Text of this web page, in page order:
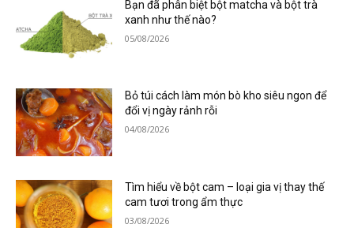
Bạn đã phân biệt bột matcha và bột trà
xanh như thế nào?
05/08/2026
Bỏ túi cách làm món bò kho siêu ngon để
đổi vị ngày rảnh rỗi
04/08/2026
Tìm hiểu về bột cam – loại gia vị thay thế
cam tươi trong ẩm thực
03/08/2026